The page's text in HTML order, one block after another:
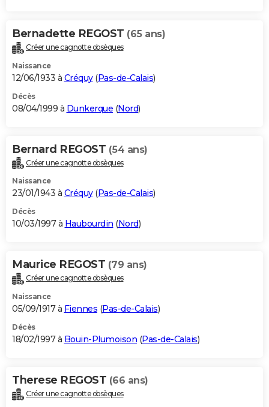
Bernadette REGOST (65 ans)
Créer une cagnotte obsèques
Naissance
12/06/1933 à Créquy(Pas-de-Calais)
Décès
08/04/1999 à Dunkerque (Nord)
Bernard REGOST (54 ans)
Créer une cagnotte obsèques
Naissance
23/01/1943 à Créquy(Pas-de-Calais)
Décès
10/03/1997 à Haubourdin (Nord)
Maurice REGOST (79 ans)
Créer une cagnotte obsèques
Naissance
05/09/1917 à Fiennes (Pas-de-Calais)
Décès
18/02/1997 à Bouin-Plumoison (Pas-de-Calais)
Therese REGOST (66 ans)
Créer une cagnotte obsèques